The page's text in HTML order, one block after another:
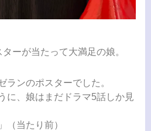
ーが当たって大満足の娘。
ランのポスターでした。
に、娘はまだドラマ5話しか見
（当たり前）